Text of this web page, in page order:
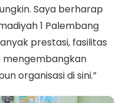
Saya berharap
1 Palembang
prestasi, fasilitas
mengembangkan
organisasi di sini.”